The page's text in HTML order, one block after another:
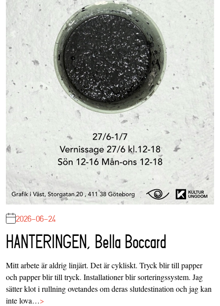
2026-06-24
HANTERINGEN, Bella Boccard
Mitt arbete är aldrig linjärt. Det är cykliskt. Tryck blir till papper
och papper blir till tryck. Installationer blir sorteringssystem. Jag
sätter klot i rullning ovetandes om deras slutdestination och jag kan
inte lova…>